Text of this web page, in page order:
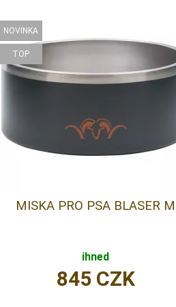
MISKA PRO PSA BLASER M
ihned
845 CZK